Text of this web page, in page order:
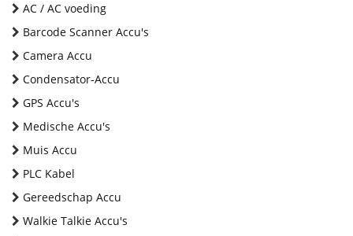
AC / AC voeding
Barcode Scanner Accu's
Camera Accu
Condensator-Accu
GPS Accu's
Medische Accu's
Muis Accu
PLC Kabel
Gereedschap Accu
Walkie Talkie Accu's